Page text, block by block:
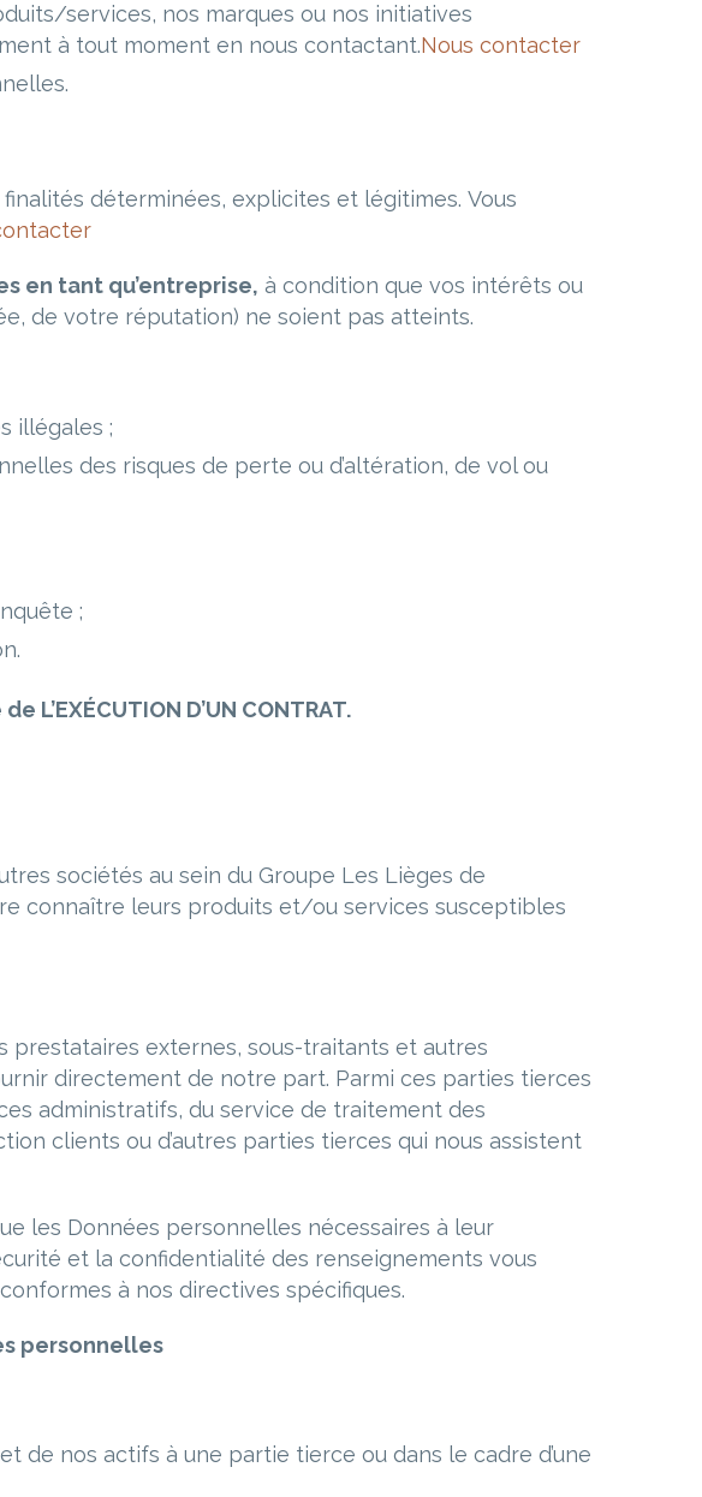
services, nos marques ou nos initiatives
à tout moment en nous contactant.Nous contacter
déterminées, explicites et légitimes. Vous
en tant qu’entreprise, à condition que vos intérêts ou
de votre réputation) ne soient pas atteints.
illégales ;
des risques de perte ou d’altération, de vol ou
;
L’EXÉCUTION D’UN CONTRAT.
sociétés au sein du Groupe Les Lièges de
connaître leurs produits et/ou services susceptibles
prestataires externes, sous-traitants et autres
directement de notre part. Parmi ces parties tierces
administratifs, du service de traitement des
clients ou d’autres parties tierces qui nous assistent
les Données personnelles nécessaires à leur
et la confidentialité des renseignements vous
à nos directives spécifiques.
personnelles
de nos actifs à une partie tierce ou dans le cadre d’une